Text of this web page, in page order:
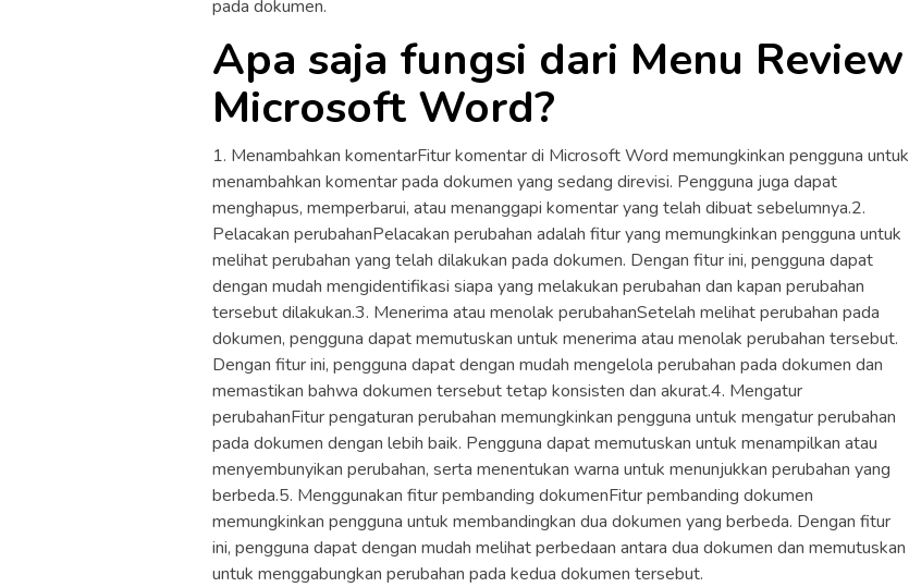
pada dokumen.
Apa saja fungsi dari Menu Review
Microsoft Word?
1. Menambahkan komentarFitur komentar di Microsoft Word memungkinkan pengguna untuk
menambahkan komentar pada dokumen yang sedang direvisi. Pengguna juga dapat
menghapus, memperbarui, atau menanggapi komentar yang telah dibuat sebelumnya.2.
Pelacakan perubahanPelacakan perubahan adalah fitur yang memungkinkan pengguna untuk
melihat perubahan yang telah dilakukan pada dokumen. Dengan fitur ini, pengguna dapat
dengan mudah mengidentifikasi siapa yang melakukan perubahan dan kapan perubahan
tersebut dilakukan.3. Menerima atau menolak perubahanSetelah melihat perubahan pada
dokumen, pengguna dapat memutuskan untuk menerima atau menolak perubahan tersebut.
Dengan fitur ini, pengguna dapat dengan mudah mengelola perubahan pada dokumen dan
memastikan bahwa dokumen tersebut tetap konsisten dan akurat.4. Mengatur
perubahanFitur pengaturan perubahan memungkinkan pengguna untuk mengatur perubahan
pada dokumen dengan lebih baik. Pengguna dapat memutuskan untuk menampilkan atau
menyembunyikan perubahan, serta menentukan warna untuk menunjukkan perubahan yang
berbeda.5. Menggunakan fitur pembanding dokumenFitur pembanding dokumen
memungkinkan pengguna untuk membandingkan dua dokumen yang berbeda. Dengan fitur
ini, pengguna dapat dengan mudah melihat perbedaan antara dua dokumen dan memutuskan
untuk menggabungkan perubahan pada kedua dokumen tersebut.